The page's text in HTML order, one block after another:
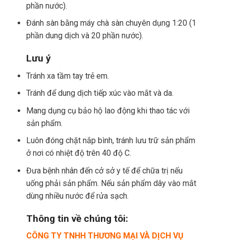
phần nước).
Đánh sàn bằng máy chà sàn chuyên dụng 1:20 (1
phần dung dịch và 20 phần nước).
Lưu ý
Tránh xa tầm tay trẻ em.
Tránh để dung dịch tiếp xúc vào mắt và da.
Mang dụng cụ bảo hộ lao động khi thao tác với
sản phẩm.
Luôn đóng chặt nắp bình, tránh lưu trữ sản phẩm
ở nơi có nhiệt độ trên 40 độ C.
Đưa bệnh nhân đến cở sở y tế để chữa trị nếu
uống phải sản phẩm. Nếu sản phẩm dây vào mắt
dùng nhiều nước để rửa sạch.
Thông tin về chúng tôi:
CÔNG TY TNHH THƯƠNG MẠI VÀ DỊCH VỤ